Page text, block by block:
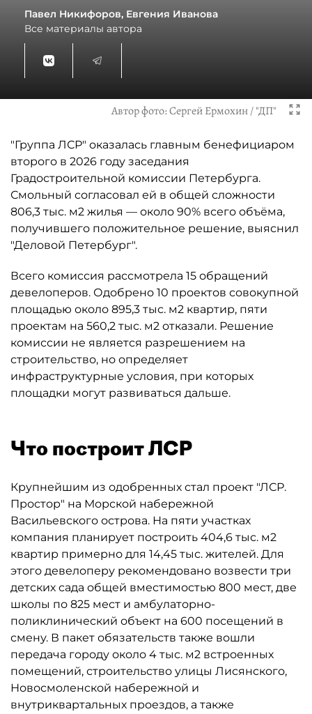
Павел Никифоров, Евгения Иванова
Все материалы автора
Автор фото:Сергей Ермохин / "ДП"
"Группа ЛСР" оказалась главным бенефициаром
второго в 2026 году заседания
Градостроительной комиссии Петербурга.
Смольный согласовал ей в общей сложности
806,3 тыс. м2 жилья — около 90% всего объёма,
получившего положительное решение, выяснил
"Деловой Петербург".
Всего комиссия рассмотрела 15 обращений
девелоперов. Одобрено 10 проектов совокупной
площадью около 895,3 тыс. м2 квартир, пяти
проектам на 560,2 тыс. м2 отказали. Решение
комиссии не является разрешением на
строительство, но определяет
инфраструктурные условия, при которых
площадки могут развиваться дальше.
Что построит ЛСР
Крупнейшим из одобренных стал проект "ЛСР.
Простор" на Морской набережной
Васильевского острова. На пяти участках
компания планирует построить 404,6 тыс. м2
квартир примерно для 14,45 тыс. жителей. Для
этого девелоперу рекомендовано возвести три
детских сада общей вместимостью 800 мест, две
школы по 825 мест и амбулаторно-
поликлинический объект на 600 посещений в
смену. В пакет обязательств также вошли
передача городу около 4 тыс. м2 встроенных
помещений, строительство улицы Лисянского,
Новосмоленской набережной и
внутриквартальных проездов, а также